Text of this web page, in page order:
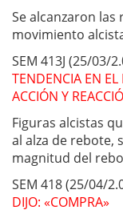
Se alcanzaron las
movimiento
SEM 413J (25/03/
TENDENCIA EN EL
ACCIÓN Y
Figuras alcistas
al alza de rebote,
magnitud del
SEM 418 (25/04/
DIJO: «COMPRA»